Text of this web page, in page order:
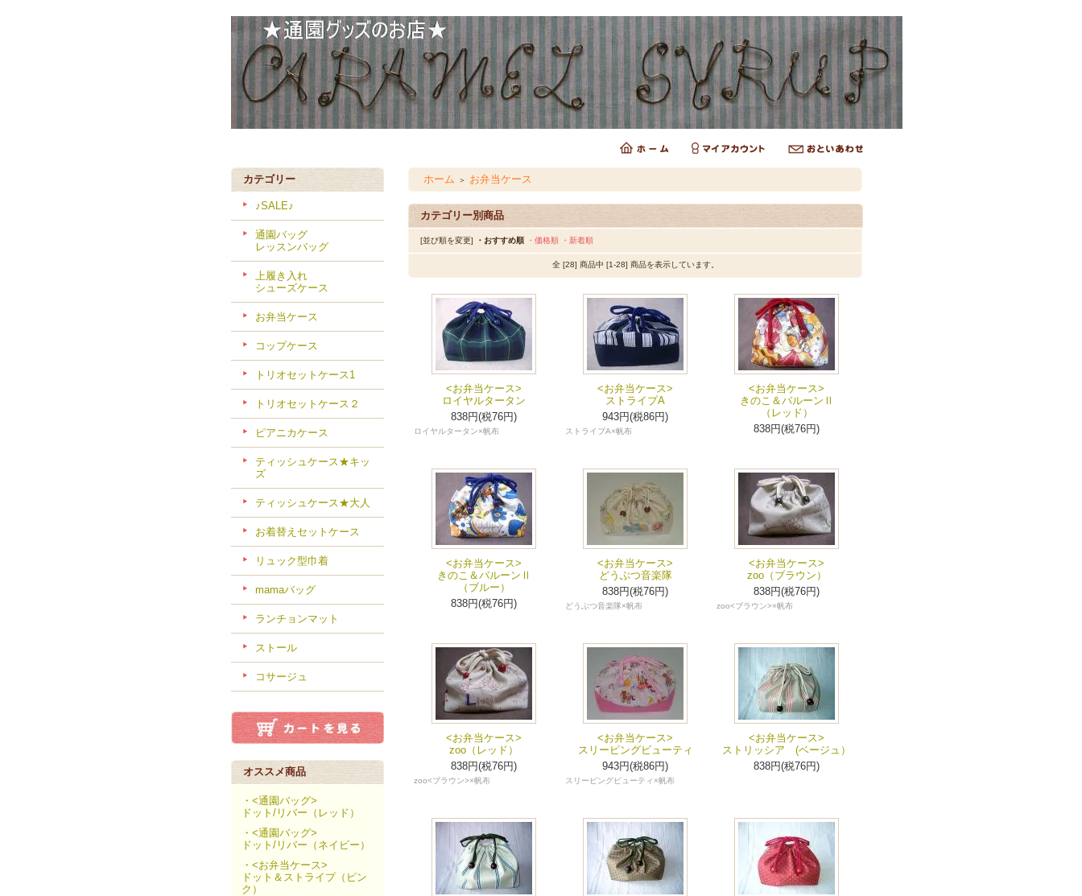
カテゴリー
♪SALE♪
通園バッグ
レッスンバッグ
上履き入れ
シューズケース
お弁当ケース
コップケース
トリオセットケース1
トリオセットケース２
ピアニカケース
ティッシュケース★キッ
ズ
ティッシュケース★大人
お着替えセットケース
リュック型巾着
mamaバッグ
ランチョンマット
ストール
コサージュ
オススメ商品
・<通園バッグ>
ドット/リバー（レッド）
・<通園バッグ>
ドット/リバー（ネイビー）
・<お弁当ケース>
ドット＆ストライプ（ピン
ク）
ホーム ＞ お弁当ケース
カテゴリー別商品
[並び順を変更] ・おすすめ順 ・価格順 ・新着順
全 [28] 商品中 [1-28] 商品を表示しています。
<お弁当ケース>
ロイヤルタータン
838円(税76円)
ロイヤルタータン×帆布
<お弁当ケース>
ストライプA
943円(税86円)
ストライプA×帆布
<お弁当ケース>
きのこ＆バルーンⅡ
（レッド）
838円(税76円)
<お弁当ケース>
きのこ＆バルーンⅡ
（ブルー）
838円(税76円)
<お弁当ケース>
どうぶつ音楽隊
838円(税76円)
どうぶつ音楽隊×帆布
<お弁当ケース>
zoo（ブラウン）
838円(税76円)
zoo<ブラウン>×帆布
<お弁当ケース>
zoo（レッド）
838円(税76円)
zoo<ブラウン>×帆布
<お弁当ケース>
スリーピングビューティ
943円(税86円)
スリーピングビューティ×帆布
<お弁当ケース>
ストリッシア (ベージュ）
838円(税76円)